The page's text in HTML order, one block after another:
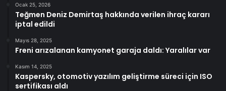
Ocak 25, 2026
Teğmen Deniz Demirtaş hakkında verilen ihraç kararı
iptal edildi
Mayıs 28, 2025
Freni arızalanan kamyonet garaja daldı: Yaralılar var
Kasım 14, 2025
Kaspersky, otomotiv yazılım geliştirme süreci için ISO
sertifikası aldı